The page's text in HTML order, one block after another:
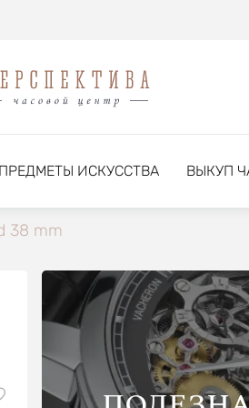
ПРЕДМЕТЫ ИСКУССТВА ВЫКУП
38 mm